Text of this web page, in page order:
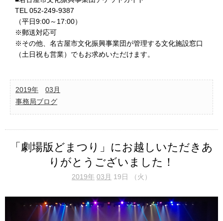
TEL 052-249-9387
（平日9:00～17:00）
※郵送対応可
※その他、名古屋市文化振興事業団が管理する文化施設窓口
（土日祝も営業）でもお求めいただけます。
2019年
03月
事務局ブログ
「劇場版どまつり」にお越しいただきあ
りがとうございました！
2019年 03月 19日 （火）